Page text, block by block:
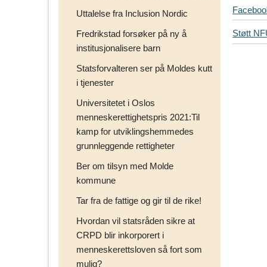
Uttalelse fra Inclusion Nordic
Fredrikstad forsøker på ny å
institusjonalisere barn
Statsforvalteren ser på Moldes kutt
i tjenester
Universitetet i Oslos
menneskerettighetspris 2021:Til
kamp for utviklingshemmedes
grunnleggende rettigheter
Ber om tilsyn med Molde
kommune
Tar fra de fattige og gir til de rike!
Hvordan vil statsråden sikre at
CRPD blir inkorporert i
menneskerettsloven så fort som
mulig?
T
i
p
Støtt